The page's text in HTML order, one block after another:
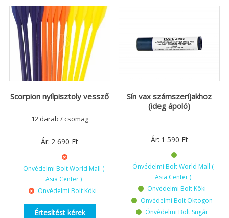
Scorpion nyílpisztoly vessző
12 darab / csomag
Ár: 2 690 Ft
Önvédelmi Bolt World Mall (
Asia Center )
Önvédelmi Bolt Köki
Értesítést kérek
Sín vax számszeríjakhoz
(ideg ápoló)
Ár: 1 590 Ft
Önvédelmi Bolt World Mall (
Asia Center )
Önvédelmi Bolt Köki
Önvédelmi Bolt Oktogon
Önvédelmi Bolt Sugár